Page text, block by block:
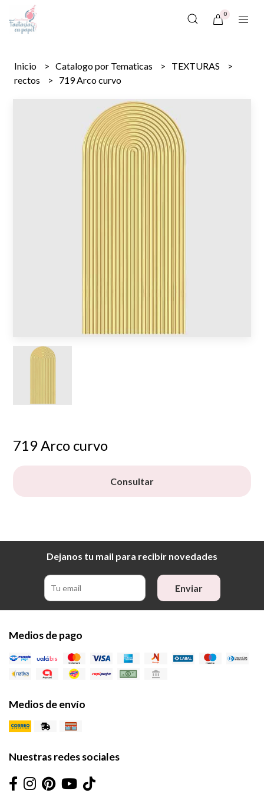
0
Inicio Catalogo por Tematicas
TEXTURAS
rectos
719 Arco curvo
719 Arco curvo
Consultar
Dejanos tu mail para recibir novedades
Enviar
Medios de pago
Medios de envío
Nuestras redes sociales